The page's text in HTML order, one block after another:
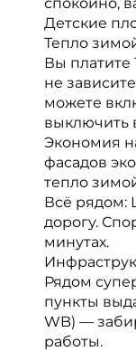
Детские
Тепло
Вы
не
можете
выключить
Экономия
фасадов
тепло
Всё рядом:
дорогу.
минутах.
Рядом
пункты
WB) —
работы.